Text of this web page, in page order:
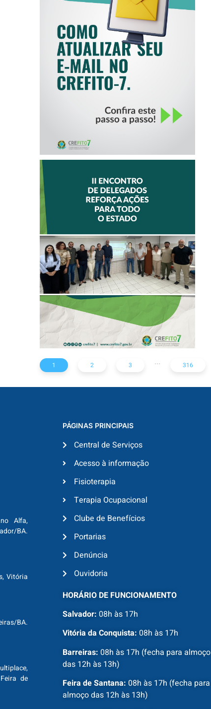
COMO ATUALIZAR
SEU E-MAIL NO
CREFITO-7
II ENCONTRO DE
REFORÇA AÇÕES
PARA TODO O
ESTADO
1 2 3 ... 316
Alfa,
BA.
Vitória
BA.
de
PÁGINAS PRINCIPAIS
Central de Serviços
Acesso à informação
Fisioterapia
Terapia Ocupacional
Clube de Benefícios
Portarias
Denúncia
Ouvidoria
HORÁRIO DE FUNCIONAMENTO
Salvador: 08h às 17h
Vitória da Conquista: 08h às 17h
Barreiras: 08h às 17h (fecha para almoço
das 12h às 13h)
Feira de Santana: 08h às 17h (fecha para
almoço das 12h às 13h)